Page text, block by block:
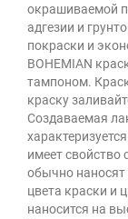
окрашиваемой
адгезии и
покраски и
BOHEMIAN
тампоном.
краску
Создаваемая
имеет
обычно наносят
цвета краски и
наносится на